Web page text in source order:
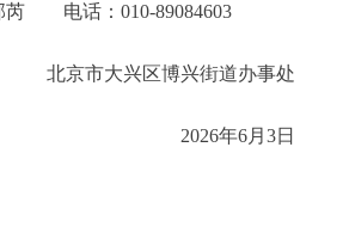
电话：010-89084603
北京市大兴区博兴街道办事处
2026年6月3日